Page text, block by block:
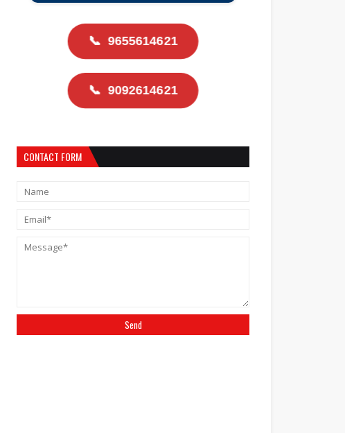
📞 9655614621
📞 9092614621
CONTACT FORM